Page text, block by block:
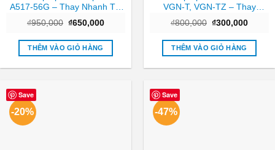
A517-56G – Thay Nhanh Tại
₫950,000 Giá
là:
₫950,000.
₫650,000Giá
tại
₫650,000.
THÊM VÀO GIỎ HÀNG
VGN-T, VGN-TZ – Thay
Giá Tốt
₫800,000 Giá
là:
₫800,000.
₫300,000Giá
tại
THÊM VÀO GIỎ HÀNG
Save
-20%
Save
-47%